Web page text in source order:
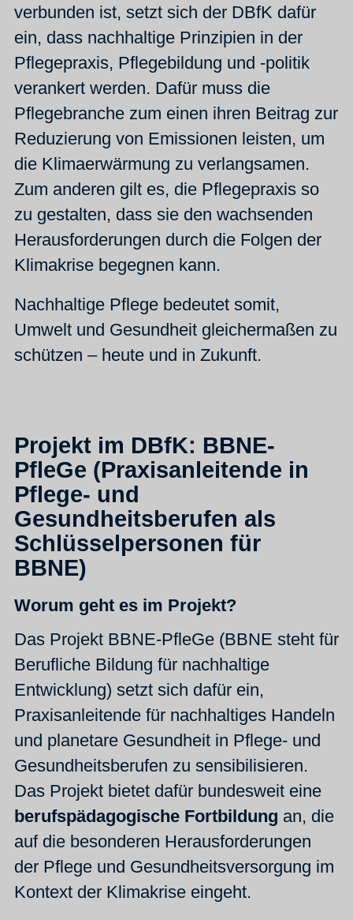
verbunden ist, setzt sich der DBfK dafür
ein, dass nachhaltige Prinzipien in der
Pflegepraxis, Pflegebildung und -politik
verankert werden. Dafür muss die
Pflegebranche zum einen ihren Beitrag zur
Reduzierung von Emissionen leisten, um
die Klimaerwärmung zu verlangsamen.
Zum anderen gilt es, die Pflegepraxis so
zu gestalten, dass sie den wachsenden
Herausforderungen durch die Folgen der
Klimakrise begegnen kann.
Nachhaltige Pflege bedeutet somit,
Umwelt und Gesundheit gleichermaßen zu
schützen – heute und in Zukunft.
Projekt im DBfK: BBNE-
PfleGe (Praxisanleitende in
Pflege- und
Gesundheitsberufen als
Schlüsselpersonen für
BBNE)
Worum geht es im Projekt?
Das Projekt BBNE-PfleGe (BBNE steht für
Berufliche Bildung für nachhaltige
Entwicklung) setzt sich dafür ein,
Praxisanleitende für nachhaltiges Handeln
und planetare Gesundheit in Pflege- und
Gesundheitsberufen zu sensibilisieren.
Das Projekt bietet dafür bundesweit eine
berufspädagogische Fortbildung an, die
auf die besonderen Herausforderungen
der Pflege und Gesundheitsversorgung im
Kontext der Klimakrise eingeht.